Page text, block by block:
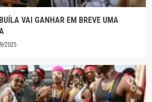
VAI GANHAR EM BREVE UMA
2025